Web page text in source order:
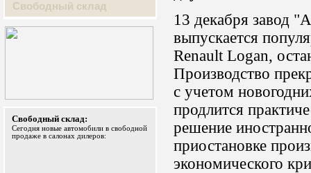
Свободный склад
Свободный склад:
Сегодня новые автомобили в свободной
продаже в салонах дилеров:
13 декабря завод
выпускается
Renault Logan,
Производство
с учетом
продлится
решение
приостановке
экономического